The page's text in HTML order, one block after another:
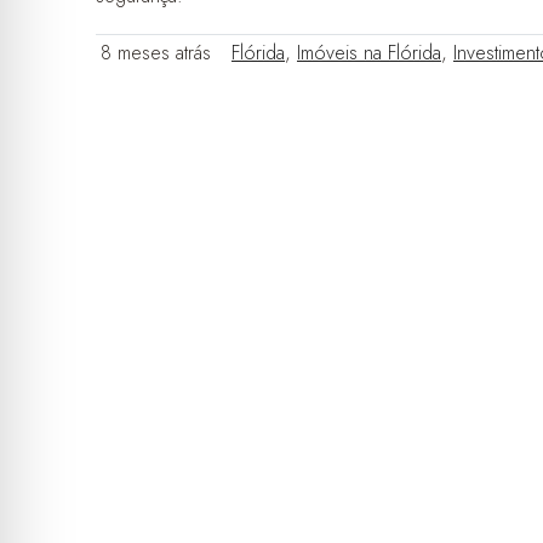
8 meses atrás Flórida, Imóveis na Flórida,